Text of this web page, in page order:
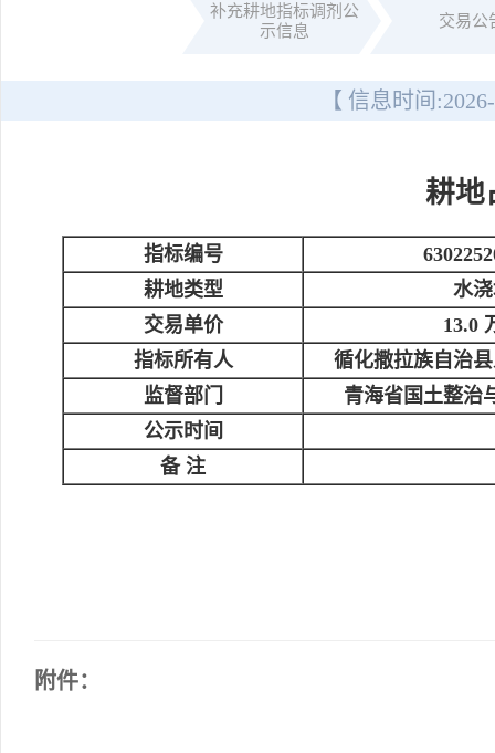
补充耕地指标调剂公
示信息
交易公
【 信息时间:
耕地
指标编号
耕地类型
水
交易单价
13.0
指标所有人
循化撒拉族自治
监督部门
青海省国土整治
公示时间
备 注
附件：